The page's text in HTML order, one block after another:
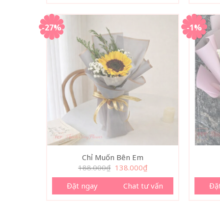
-27%
Chỉ Muốn Bên Em
188.000₫ Giá
188.000₫.
138.000₫Giá
hiện
là:
138.000₫.
Đặt ngay Chat tư vấn
-1%